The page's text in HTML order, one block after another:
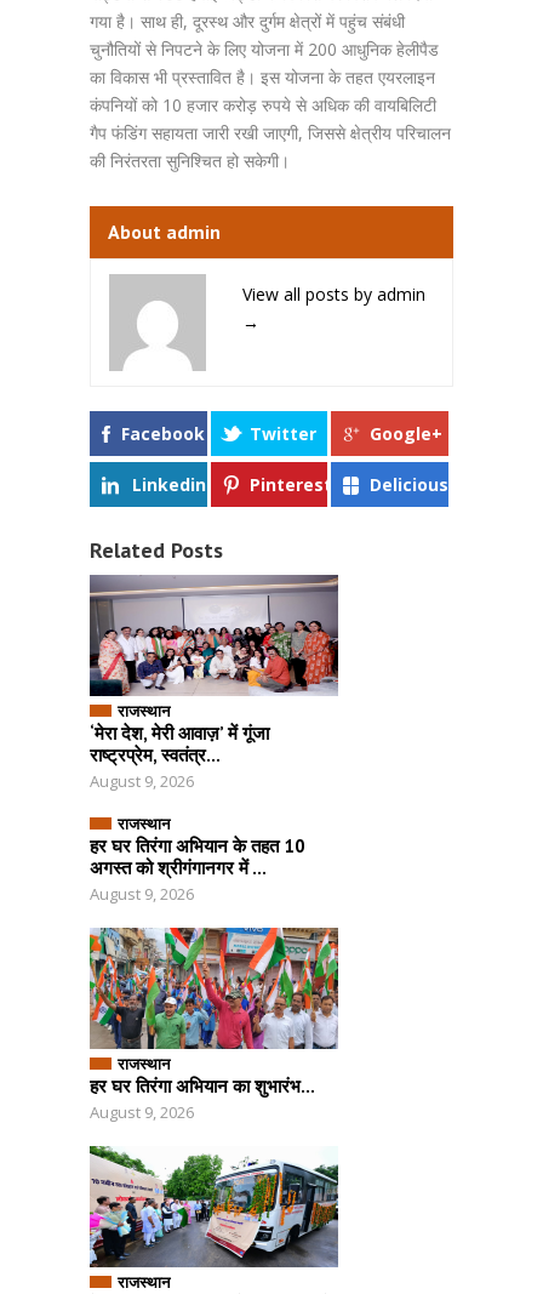
गया है। साथ ही, दूरस्थ और दुर्गम क्षेत्रों में पहुंच संबंधी
चुनौतियों से निपटने के लिए योजना में 200 आधुनिक हेलीपैड
का विकास भी प्रस्तावित है। इस योजना के तहत एयरलाइन
कंपनियों को 10 हजार करोड़ रुपये से अधिक की वायबिलिटी
गैप फंडिंग सहायता जारी रखी जाएगी, जिससे क्षेत्रीय परिचालन
की निरंतरता सुनिश्चित हो सकेगी।
About admin
View all posts by admin
→
Facebook Twitter Google+
Linkedin Pinterest Delicious
Related Posts
राजस्थान
‘मेरा देश, मेरी आवाज़’ में गूंजा
राष्ट्रप्रेम, स्वतंत्र...
August 9, 2026
राजस्थान
हर घर तिरंगा अभियान के तहत 10
अगस्त को श्रीगंगानगर में ...
August 9, 2026
राजस्थान
हर घर तिरंगा अभियान का शुभारंभ...
August 9, 2026
राजस्थान